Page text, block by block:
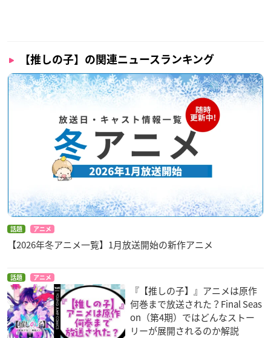
【推しの子】の関連ニュースランキング
話題 アニメ
【2026年冬アニメ一覧】1月放送開始の新作アニメ
話題 アニメ
『【推しの子】』アニメは原作
何巻まで放送された？Final Seas
on（第4期）ではどんなストー
リーが展開されるのか解説